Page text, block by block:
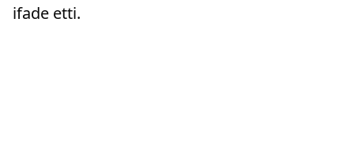
ifade etti.